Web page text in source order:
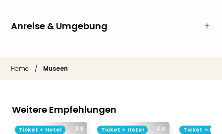
Anreise & Umgebung
Home / Museen
Weitere Empfehlungen
3.9
Ticket + Hotel 4.0
Ticket + Hotel Ticket +